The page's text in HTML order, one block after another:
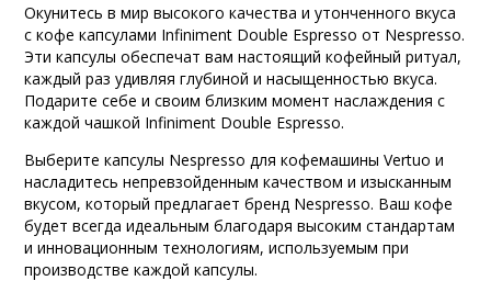
Окунитесь в мир высокого качества и утонченного вкуса
с кофе капсулами Infiniment Double Espresso от Nespresso.
Эти капсулы обеспечат вам настоящий кофейный ритуал,
каждый раз удивляя глубиной и насыщенностью вкуса.
Подарите себе и своим близким момент наслаждения с
каждой чашкой Infiniment Double Espresso.
Выберите капсулы Nespresso для кофемашины Vertuo и
насладитесь непревзойденным качеством и изысканным
вкусом, который предлагает бренд Nespresso. Ваш кофе
будет всегда идеальным благодаря высоким стандартам
и инновационным технологиям, используемым при
производстве каждой капсулы.